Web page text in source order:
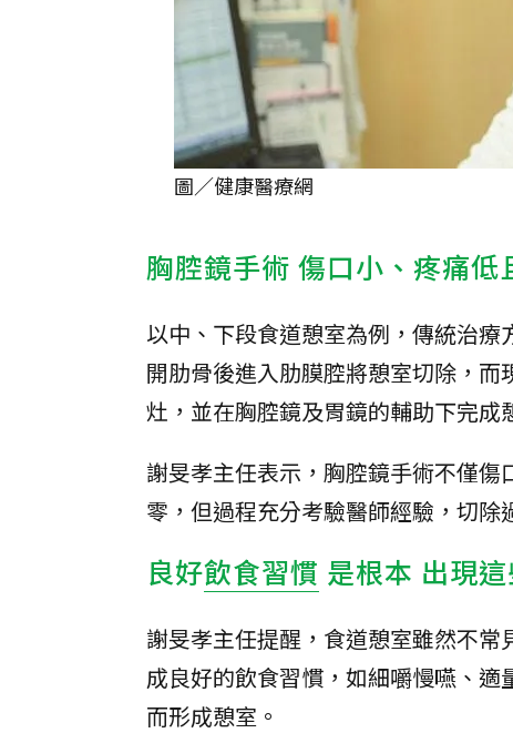
圖／健康醫療網
胸腔鏡手術 傷口小、疼痛低
以中、下段食道憩室為例，傳統治
開肋骨後進入肋膜腔將憩室切除，
灶，並在胸腔鏡及胃鏡的輔助下完成
謝旻孝主任表示，胸腔鏡手術不僅
零，但過程充分考驗醫師經驗，切除
良好飲食習慣 是根本 出現
謝旻孝主任提醒，食道憩室雖然不
成良好的飲食習慣，如細嚼慢嚥、
而形成憩室。